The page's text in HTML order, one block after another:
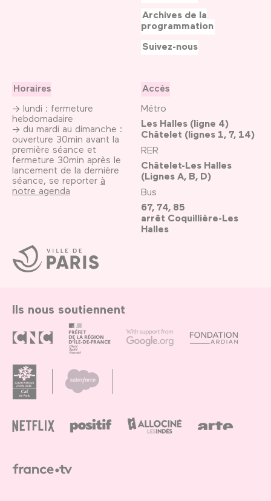
Ville
de
Paris
Horaires
→ lundi : fermeture
hebdomadaire
→ du mardi au dimanche :
ouverture 30min avant la
première séance et
fermeture 30min après le
lancement de la dernière
séance, se reporter à
notre agenda
Accès
Métro
Les Halles (ligne 4)
Châtelet (lignes 1, 7, 14)
RER
Châtelet-Les Halles
(Lignes A, B, D)
Bus
67, 74, 85
arrêt Coquillière-Les
Halles
Archives de la
programmation
Suivez-nous
Ils nous soutiennent